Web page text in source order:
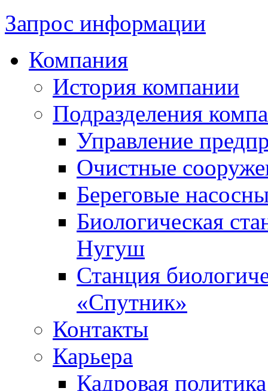
Запрос информации
Компания
История компании
Подразделения
Управление
Очистные
Береговые
Биологическая
Нугуш
Станция
«Спутник»
Контакты
Карьера
Кадровая политика